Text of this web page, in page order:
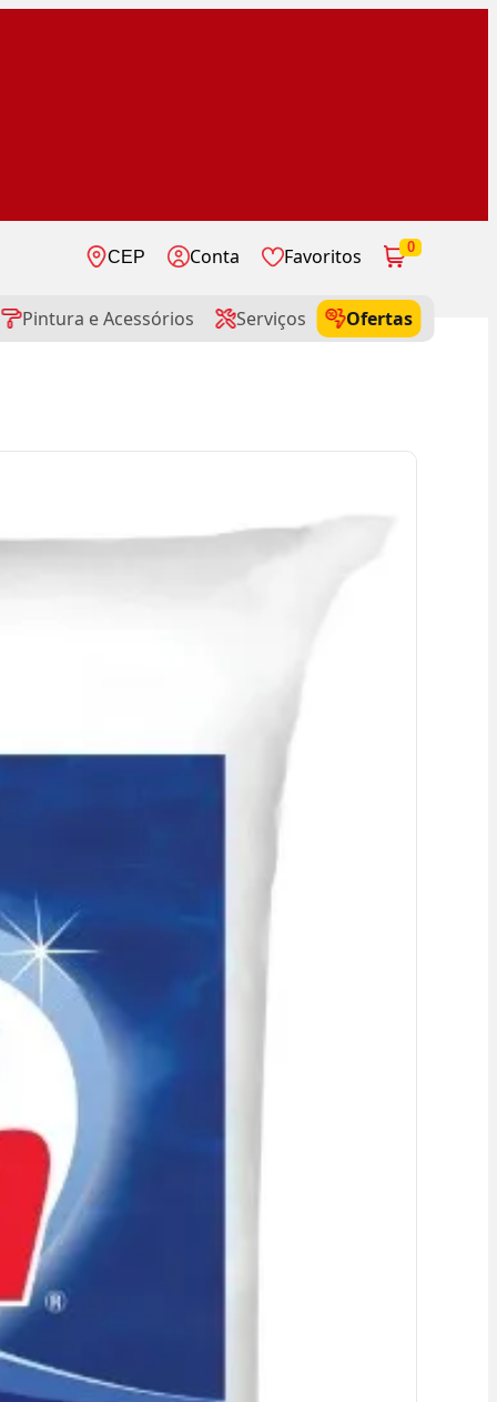
CEP Conta Favoritos 0
Pintura e Acessórios Serviços
Ofertas